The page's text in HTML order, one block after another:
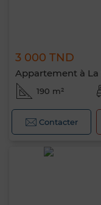
3 000 TND
Appartement à La
190 m²
Contacter